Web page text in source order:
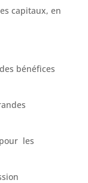
capitaux, en
bénéfices
les